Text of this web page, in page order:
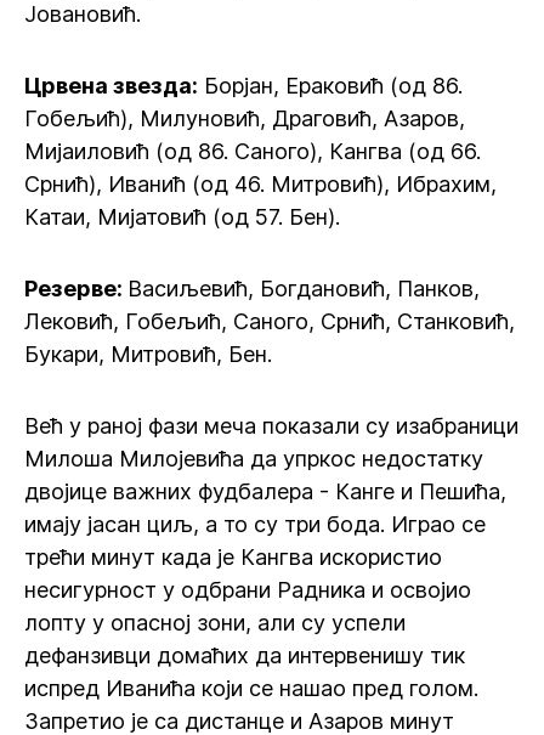
Јовановић.
Црвена звезда: Борјан, Ераковић (од 86.
Гобељић), Милуновић, Драговић, Азаров,
Мијаиловић (од 86. Саного), Кангва (од 66.
Срнић), Иванић (од 46. Митровић), Ибрахим,
Катаи, Мијатовић (од 57. Бен).
Резерве: Васиљевић, Богдановић, Панков,
Лековић, Гобељић, Саного, Срнић, Станковић,
Букари, Митровић, Бен.
Већ у раној фази меча показали су изабраници
Милоша Милојевића да упркос недостатку
двојице важних фудбалера - Канге и Пешића,
имају јасан циљ, а то су три бода. Играо се
трећи минут када је Кангва искористио
несигурност у одбрани Радника и освојио
лопту у опасној зони, али су успели
дефанзивци домаћих да интервенишу тик
испред Иванића који се нашао пред голом.
Запретио је са дистанце и Азаров минут